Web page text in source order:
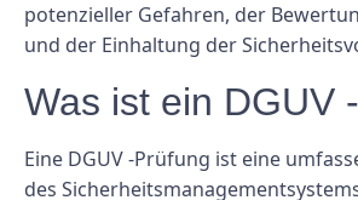
potenzieller Gefahren, der
und der Einhaltung der
Was ist ein DGUV
Eine DGUV -Prüfung ist eine
des